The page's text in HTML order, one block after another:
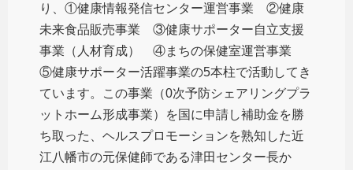
り、①健康情報発信センター運営事業 ②健康
未来食品販売事業 ③健康サポーター自立支援
事業（人材育成） ④まちの保健室運営事業
⑤健康サポーター活躍事業の5本柱で活動してき
ています。この事業（0次予防シェアリングプラ
ットホーム形成事業）を国に申請し補助金を勝
ち取った、ヘルスプロモーションを熟知した近
江八幡市の元保健師である津田センター長か